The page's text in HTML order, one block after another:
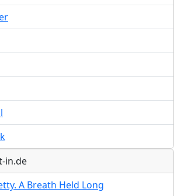
in.de
A Breath Held Long